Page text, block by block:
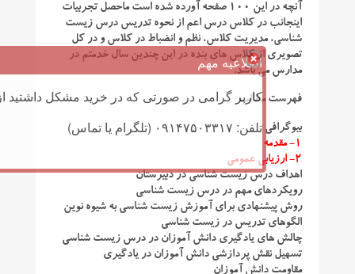
آنچه در این ۱۰۰ صفحه آورده شده است ماحصل تجربیات
اینجانب در کلاس درس اعم از نحوه تدریس درس زیست
شناسی، مدیریت کلاس، نظم و انضباط در کلاس و در کل
تصویری از کلاس های بنده در این چندین سال خدمتم در
مدارس می باشد.
فهرست مطالب
بیوگرافی
۱- مقدمه
۲- ارزیابی عمومی
اهداف درس زیست شناسی در دبیرستان
رویکردهای مهم در درس زیست شناسی
روش پیشنهادی برای آموزش زیست شناسی به شیوه نوین
الگوهای تدریس در زیست شناسی
چالش های یادگیری دانش آموزان در درس زیست شناسی
تسهیل نقش پردازشی دانش آموزان در یادگیری
مقاومت دانش آموزان
اطلاعیه مهم
کاربر گرامی در صورتی که در خرید مشکل داشتید
تلفن: ۰۹۱۴۷۵۰۳۳۱۷ (تلگرام یا تماس)